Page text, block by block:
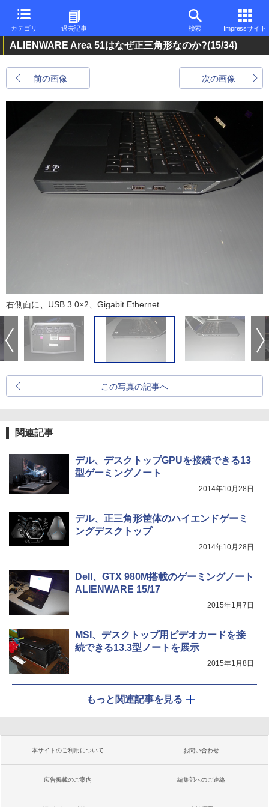
カテゴリ 過去記事 検索 Impressサイト
ALIENWARE Area 51はなぜ正三角形なのか?(15/34)
前の画像 次の画像
右側面に、USB 3.0×2、Gigabit Ethernet
この写真の記事へ
関連記事
デル、デスクトップGPUを接続できる13
型ゲーミングノート
2014年10月28日
デル、正三角形筐体のハイエンドゲーミ
ングデスクトップ
2014年10月28日
Dell、GTX 980M搭載のゲーミングノート
ALIENWARE 15/17
2015年1月7日
MSI、デスクトップ用ビデオカードを接
続できる13.3型ノートを展示
2015年1月8日
もっと関連記事を見る
本サイトのご利用について お問い合わせ
広告掲載のご案内 編集部へのご連絡